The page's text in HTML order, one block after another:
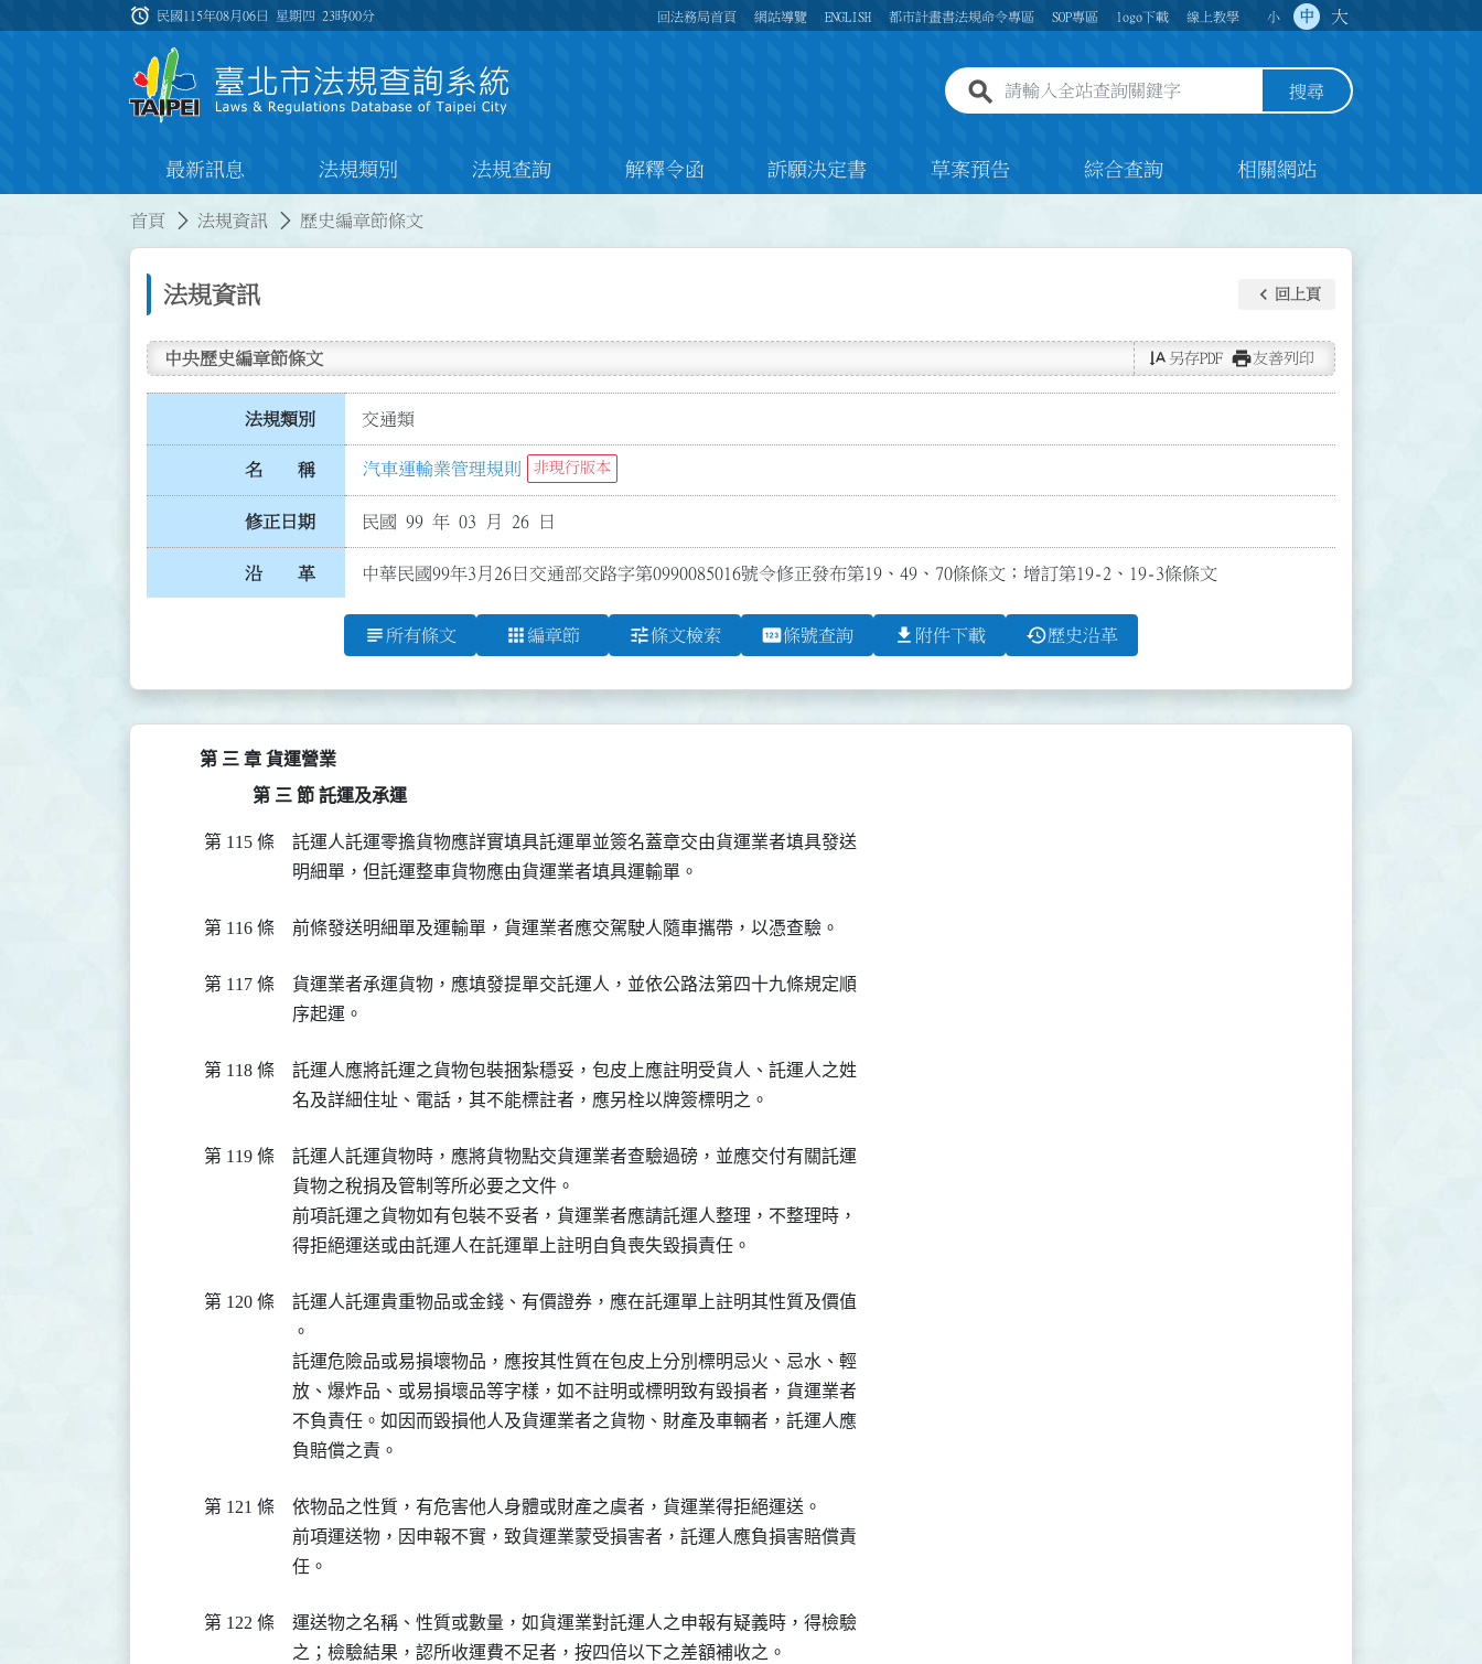
:::
alarm 民國115年08月06日 星期四23時00分 回法務局首頁 網站導覽 ENGLISH 都市計畫書法規命令專區 SOP專區 logo下載 線上教學 小 中 大
全站查詢關鍵字欄位 搜尋
最新訊息 法規類別 法規查詢 解釋令函 訴願決定書 草案預告 綜合查詢 相關網站
首頁 法規資訊 歷史編章節條文
法規資訊 keyboard_arrow_left 回上頁
中央歷史編章節條文 text_rotate_vertical 另存PDF print友善列印
法規類別 交通類
名 稱 汽車運輸業管理規則 非現行版本
修正日期 民國 99 年 03 月 26 日
沿 革 中華民國99年3月26日交通部交路字第0990085016號令修正發布第19、49、70條條文；增訂第19-2、19-3條條文
subject 所有條文 apps 編章節 tune條文檢索 pin條號查詢 file_download 附件下載 history歷史沿革
第 三 章 貨運營業
第 三 節 託運及承運
第 115 條
託運人託運零擔貨物應詳實填具託運單並簽名蓋章交由貨運業者填具發送
明細單，但託運整車貨物應由貨運業者填具運輸單。
第 116 條 前條發送明細單及運輸單，貨運業者應交駕駛人隨車攜帶，以憑查驗。
第 117 條
貨運業者承運貨物，應填發提單交託運人，並依公路法第四十九條規定順
序起運。
第 118 條
託運人應將託運之貨物包裝捆紮穩妥，包皮上應註明受貨人、託運人之姓
名及詳細住址、電話，其不能標註者，應另栓以牌簽標明之。
第 119 條
託運人託運貨物時，應將貨物點交貨運業者查驗過磅，並應交付有關託運
貨物之稅捐及管制等所必要之文件。
前項託運之貨物如有包裝不妥者，貨運業者應請託運人整理，不整理時，
得拒絕運送或由託運人在託運單上註明自負喪失毀損責任。
第 120 條
託運人託運貴重物品或金錢、有價證券，應在託運單上註明其性質及價值
。
託運危險品或易損壞物品，應按其性質在包皮上分別標明忌火、忌水、輕
放、爆炸品、或易損壞品等字樣，如不註明或標明致有毀損者，貨運業者
不負責任。如因而毀損他人及貨運業者之貨物、財產及車輛者，託運人應
負賠償之責。
第 121 條
依物品之性質，有危害他人身體或財產之虞者，貨運業得拒絕運送。
前項運送物，因申報不實，致貨運業蒙受損害者，託運人應負損害賠償責
任。
第 122 條
運送物之名稱、性質或數量，如貨運業對託運人之申報有疑義時，得檢驗
之；檢驗結果，認所收運費不足者，按四倍以下之差額補收之。